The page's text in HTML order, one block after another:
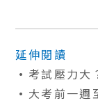
延伸閱讀
考試壓力大
大考前一週